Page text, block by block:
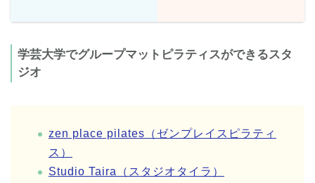
学芸大学でグループマットピラティスができるスタ
ジオ
zen place pilates（ゼンプレイスピラティ
ス）
Studio Taira（スタジオタイラ）